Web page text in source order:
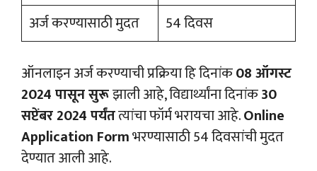
अर्ज करण्यासाठी मुदत
54 दिवस
ऑनलाइन अर्ज करण्याची प्रक्रिया हि दिनांक08 ऑगस्ट
2024 पासून सुरूझाली आहे, विद्यार्थ्यांना दिनांक30
सप्टेंबर 2024 पर्यंतत्यांचा फॉर्म भरायचा आहे.Online
Application Formभरण्यासाठी 54 दिवसांची मुदत
देण्यात आली आहे.